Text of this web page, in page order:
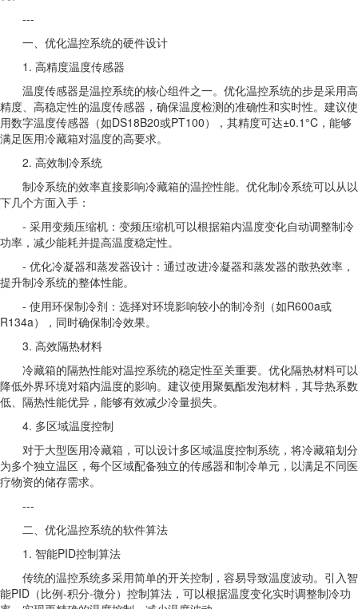
---
一、优化温控系统的硬件设计
1. 高精度温度传感器
温度传感器是温控系统的核心组件之一。优化温控系统的步是采用高
精度、高稳定性的温度传感器，确保温度检测的准确性和实时性。建议使
用数字温度传感器（如DS18B20或PT100），其精度可达±0.1°C，能够
满足医用冷藏箱对温度的高要求。
2. 高效制冷系统
制冷系统的效率直接影响冷藏箱的温控性能。优化制冷系统可以从以
下几个方面入手：
- 采用变频压缩机：变频压缩机可以根据箱内温度变化自动调整制冷
功率，减少能耗并提高温度稳定性。
- 优化冷凝器和蒸发器设计：通过改进冷凝器和蒸发器的散热效率，
提升制冷系统的整体性能。
- 使用环保制冷剂：选择对环境影响较小的制冷剂（如R600a或
R134a），同时确保制冷效果。
3. 高效隔热材料
冷藏箱的隔热性能对温控系统的稳定性至关重要。优化隔热材料可以
降低外界环境对箱内温度的影响。建议使用聚氨酯发泡材料，其导热系数
低、隔热性能优异，能够有效减少冷量损失。
4. 多区域温度控制
对于大型医用冷藏箱，可以设计多区域温度控制系统，将冷藏箱划分
为多个独立温区，每个区域配备独立的传感器和制冷单元，以满足不同医
疗物资的储存需求。
---
二、优化温控系统的软件算法
1. 智能PID控制算法
传统的温控系统多采用简单的开关控制，容易导致温度波动。引入智
能PID（比例-积分-微分）控制算法，可以根据温度变化实时调整制冷功